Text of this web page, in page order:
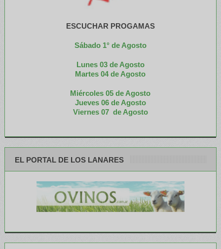
ESCUCHAR PROGAMAS
Sábado 1° de Agosto
Lunes 03 de Agosto
Martes 04 de Agosto
Miércoles 05 de Agosto
Jueves 06 de Agosto
Viernes 07 de Agosto
EL PORTAL DE LOS LANARES